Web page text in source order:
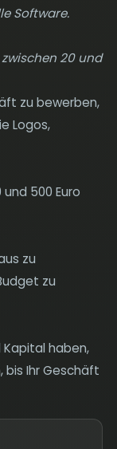
Software.
20 und
zu bewerben,
Logos,
500 Euro
zu
zu
haben,
bis Ihr Geschäft